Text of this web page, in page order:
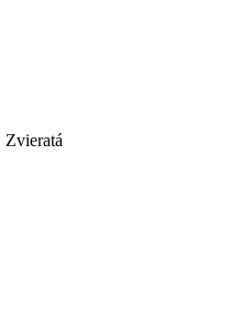
Zvieratá